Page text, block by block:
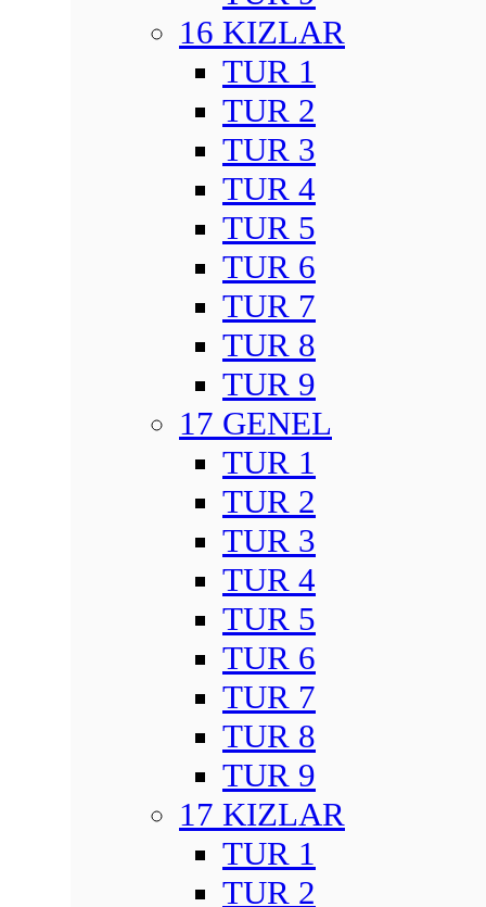
16 KIZLAR
TUR 1
TUR 2
TUR 3
TUR 4
TUR 5
TUR 6
TUR 7
TUR 8
TUR 9
17 GENEL
TUR 1
TUR 2
TUR 3
TUR 4
TUR 5
TUR 6
TUR 7
TUR 8
TUR 9
17 KIZLAR
TUR 1
TUR 2